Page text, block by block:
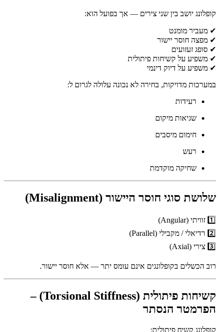
קופלונג יושב בין שני צירים — אך בפועל הוא:
✔ מעביר מומנט
✔ מפצה חוסר יישור
✔ סופג זעזועים
✔ משפיע על קשיחות פיתולית
✔ משפיע על דיוק דינמי
במערכות מדויקות, בחירה לא נכונה עלולה לגרום ל:
רעידות
שגיאות מיקום
חימום מיסבים
רעש
שחיקה מוקדמת
שלושת סוגי חוסר היישור (Misalignment)
1️⃣ זוויתי (Angular)
2️⃣ רדיאלי / מקבילי (Parallel)
3️⃣ צירי (Axial)
רוב הכשלים בקופלונגים אינם עומס יתר — אלא חוסר יישור.
קשיחות פיתולית (Torsional Stiffness) –
הפרמטר הנסתר
קופלונג קשיח פיתולית: